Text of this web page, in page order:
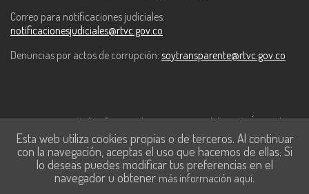
Correo para notificaciones judiciales:
notificacionesjudiciales@rtvc.gov.co
Denuncias por actos de corrupción: soytransparente@rtvc.gov.co
Este contenido fue financiado con recursos del Fondo Único de
Tecnologías de la Información y las Comunicaciones de MinTic.
Esta web utiliza cookies propias o de terceros. Al continuar
con la navegación, aceptas el uso que hacemos de ellas. Si
lo deseas puedes modificar tus preferencias en el
navegador u obtener más información aquí.